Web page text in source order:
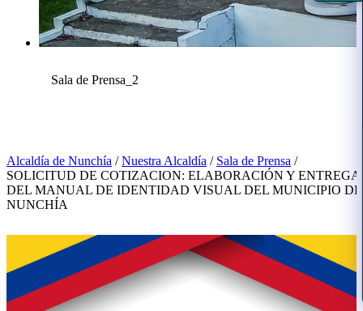
Sala de Prensa_2
Alcaldía de Nunchía /Nuestra Alcaldía / Sala de Prensa /
SOLICITUD DE COTIZACION: ELABORACIÓN Y ENTREGA
DEL MANUAL DE IDENTIDAD VISUAL DEL MUNICIPIO DE
NUNCHÍA